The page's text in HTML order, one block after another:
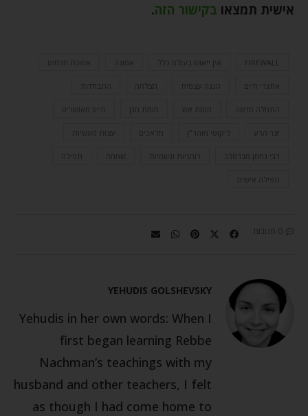
אישית תמצאו בקישור הזה.
FIREWALL אין ייאוש בעולם כלל אמונה אמונת חכמים
אתגרי חיים הגנה עצמית הצלחה התבודדות
התחלה חדשה חומת אש חומת מגן חיים מאושרים
יצר הרע ליקוטי מוהר"ן מלאכים עצות מעשיות
רבי נחמן מברסלב רוחניות וגשמיות שמחה תפילה
תפילה אישית
0 תגובות
YEHUDIS GOLSHEVSKY
Yehudis in her own words: When I
first began learning Rebbe
Nachman’s teachings with my
husband and other teachers, I felt
as though I had come home to